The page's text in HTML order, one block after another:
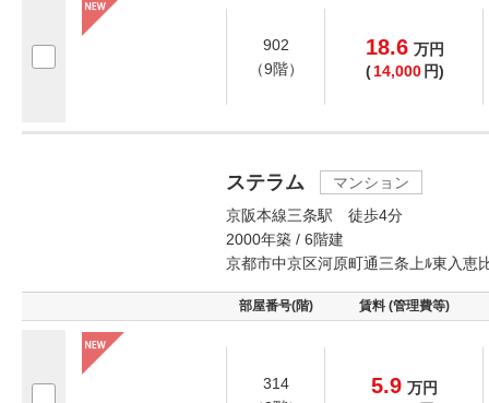
902
（9階）
18.6 万円
( 14,000 円)
ステラム
マンション
京阪本線三条駅 徒歩4分
2000年築 / 6階建
京都市中京区河原町通三条上ﾙ東入恵
部屋番号(階) 賃料 (管理費等)
314
5.9 万円